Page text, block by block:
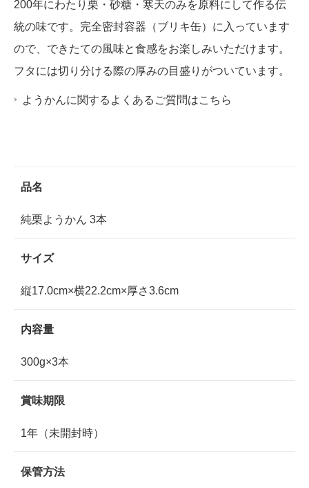
200年にわたり栗・砂糖・寒天のみを原料にして作る伝
統の味です。完全密封容器（ブリキ缶）に入っています
ので、できたての風味と食感をお楽しみいただけます。
フタには切り分ける際の厚みの目盛りがついています。
ようかんに関するよくあるご質問はこちら
品名
純栗ようかん 3本
サイズ
縦17.0cm×横22.2cm×厚さ3.6cm
内容量
300g×3本
賞味期限
1年（未開封時）
保管方法